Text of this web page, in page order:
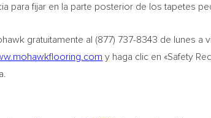
para fijar en la parte posterior de los tapetes
gratuitamente al (877) 737-8343 de lunes a
y haga clic en «Safety